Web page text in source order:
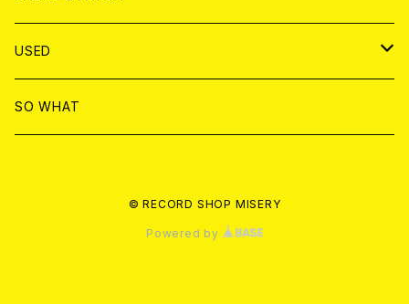
T-SHIRT & WEAR
DVD
BADGE
PATCH
USED
書籍
SO WHAT
© RECORD SHOP MISERY
Powered by